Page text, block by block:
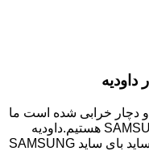
و دچار خرابی شده است ما
نمایندگی مجاز تعمیر ساید بای ساید SAMSUNG هستیم.داودیه
همیشه در کنارتان است تا تعمیر یخچال ساید بای ساید SAMSUNG